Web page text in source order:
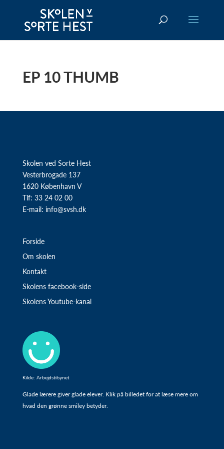
EP 10 THUMB
Skolen ved Sorte Hest
Vesterbrogade 137
1620 København V
Tlf: 33 24 02 00
E-mail: info@svsh.dk
Forside
Om skolen
Kontakt
Skolens facebook-side
Skolens Youtube-kanal
Kilde: Arbejdstilsynet
Glade lærere giver glade elever. Klik på billedet for at læse mere om
hvad den grønne smiley betyder.